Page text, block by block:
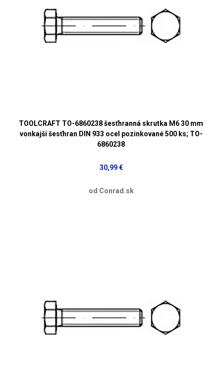
TOOLCRAFT TO-6860238 šesťhranná skrutka M6 30 mm
vonkajší šesťhran DIN 933 ocel pozinkované 500 ks; TO-
6860238
30,99 €
od Conrad.sk